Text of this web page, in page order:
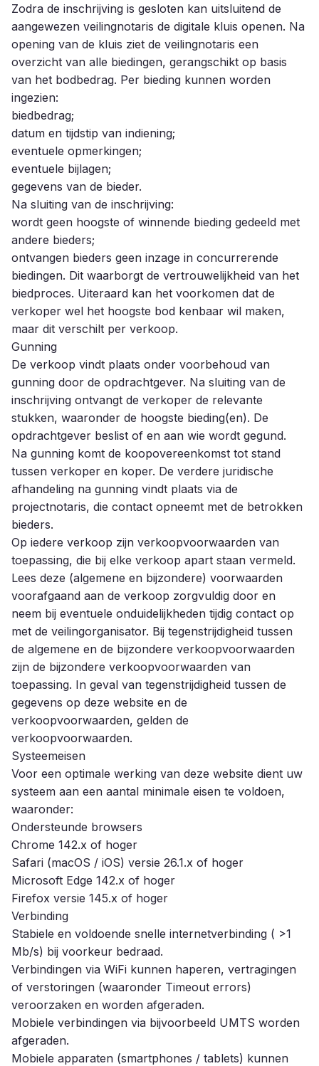
Zodra de inschrijving is gesloten kan uitsluitend de
aangewezen veilingnotaris de digitale kluis openen. Na
opening van de kluis ziet de veilingnotaris een
overzicht van alle biedingen, gerangschikt op basis
van het bodbedrag. Per bieding kunnen worden
ingezien:
biedbedrag;
datum en tijdstip van indiening;
eventuele opmerkingen;
eventuele bijlagen;
gegevens van de bieder.
Na sluiting van de inschrijving:
wordt geen hoogste of winnende bieding gedeeld met
andere bieders;
ontvangen bieders geen inzage in concurrerende
biedingen. Dit waarborgt de vertrouwelijkheid van het
biedproces. Uiteraard kan het voorkomen dat de
verkoper wel het hoogste bod kenbaar wil maken,
maar dit verschilt per verkoop.
Gunning
De verkoop vindt plaats onder voorbehoud van
gunning door de opdrachtgever. Na sluiting van de
inschrijving ontvangt de verkoper de relevante
stukken, waaronder de hoogste bieding(en). De
opdrachtgever beslist of en aan wie wordt gegund.
Na gunning komt de koopovereenkomst tot stand
tussen verkoper en koper. De verdere juridische
afhandeling na gunning vindt plaats via de
projectnotaris, die contact opneemt met de betrokken
bieders.
Op iedere verkoop zijn verkoopvoorwaarden van
toepassing, die bij elke verkoop apart staan vermeld.
Lees deze (algemene en bijzondere) voorwaarden
voorafgaand aan de verkoop zorgvuldig door en
neem bij eventuele onduidelijkheden tijdig contact op
met de veilingorganisator. Bij tegenstrijdigheid tussen
de algemene en de bijzondere verkoopvoorwaarden
zijn de bijzondere verkoopvoorwaarden van
toepassing. In geval van tegenstrijdigheid tussen de
gegevens op deze website en de
verkoopvoorwaarden, gelden de
verkoopvoorwaarden.
Systeemeisen
Voor een optimale werking van deze website dient uw
systeem aan een aantal minimale eisen te voldoen,
waaronder:
Ondersteunde browsers
Chrome 142.x of hoger
Safari (macOS / iOS) versie 26.1.x of hoger
Microsoft Edge 142.x of hoger
Firefox versie 145.x of hoger
Verbinding
Stabiele en voldoende snelle internetverbinding ( >1
Mb/s) bij voorkeur bedraad.
Verbindingen via WiFi kunnen haperen, vertragingen
of verstoringen (waaronder Timeout errors)
veroorzaken en worden afgeraden.
Mobiele verbindingen via bijvoorbeeld UMTS worden
afgeraden.
Mobiele apparaten (smartphones / tablets) kunnen